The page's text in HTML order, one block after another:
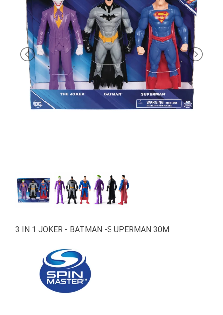
PRIMA
INFANZIA
PUZZLE
SYLVANIAN
FAMILY
VALIGERIA-
3 IN 1 JOKER - BATMAN -S UPERMAN 30M.